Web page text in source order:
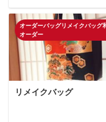
オーダーバッグリメイクバッグ
オーダー
リメイクバッグ